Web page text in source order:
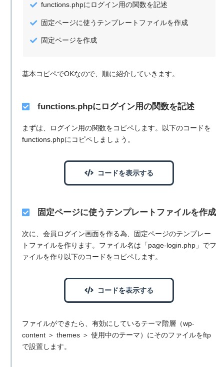
functions.phpにログイン用の関数を記述
固定ページに使うテンプレートファイルを作成
固定ページを作成
基本コピペでOKなので、順に紹介していきます。
functions.phpにログイン用の関数を記述
まずは、ログイン用の関数をコピペします。以下のコードを
functions.phpにコピペしましょう。
コードを表示する
固定ページに使うテンプレートファイルを作成
次に、会員ログイン画面を作る為、固定ページのテンプレー
トファイルを作ります。ファイル名は「page-login.php」でフ
ァイルを作り以下のコードをコピペします。
コードを表示する
ファイルができたら、有効にしているテーマ階層（wp-
content ＞ themes ＞ 使用中のテーマ）にそのファイルをftp
で設置します。